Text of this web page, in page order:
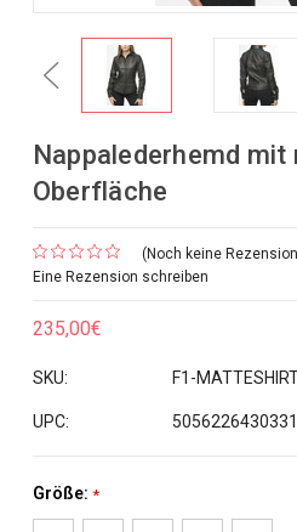
Previous
Nappalederhemd mit
Oberfläche
(Noch keine
Eine Rezension schreiben
235,00€
SKU: F1-
UPC: 5056226430331
Größe: *